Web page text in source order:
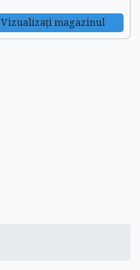
Vizualizați magazinul